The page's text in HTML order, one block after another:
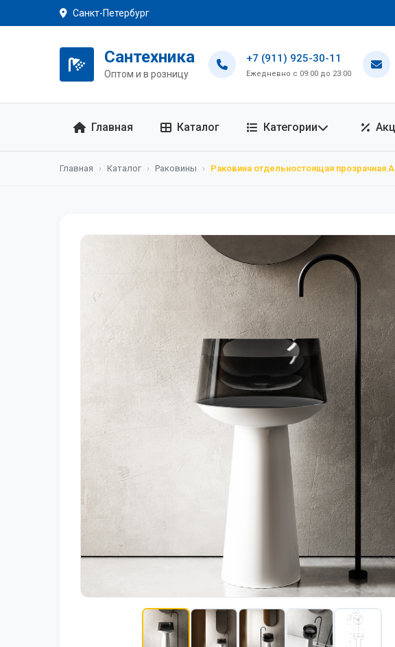
Санкт-Петербург
Сантехника
Оптом и в розницу
+7 (911) 925-30-11
Ежедневно с 09:00 до 23:00
Главная Каталог Категории
Главная › Каталог › Раковины › Раковина отдельностоящая прозрачная